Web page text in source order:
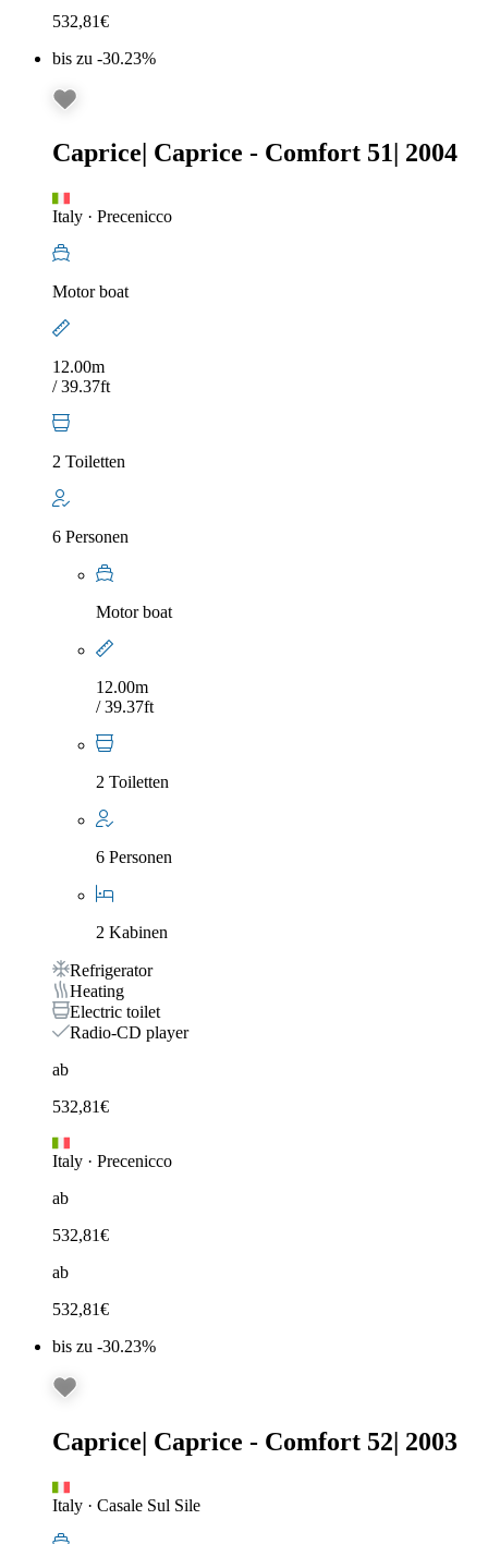
532,81€
bis zu -30.23%
Caprice Caprice - Comfort 51 2004
Italy · Precenicco
Motor boat
12.00m
/ 39.37ft
2 Toiletten
6 Personen
Motor boat
12.00m
/ 39.37ft
2 Toiletten
6 Personen
2 Kabinen
Refrigerator
Heating
Electric toilet
Radio-CD player
ab
532,81€
Italy · Precenicco
ab
532,81€
ab
532,81€
bis zu -30.23%
Caprice| Caprice - Comfort 52| 2003
Italy · Casale Sul Sile